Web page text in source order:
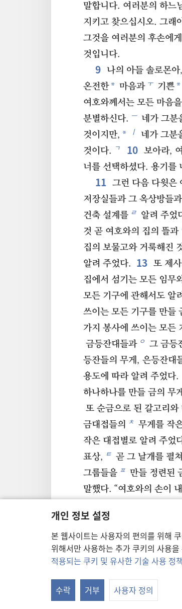
개인 정보 설정
본 웹사이트는 사용자의 편의를 위해
위해서만 사용하는 추가 쿠키의 사용
적용되는 쿠키 및 유사한 기술 사용 정책
수락 거부 사용자 정의
말합니다. 여러분의 하느
지키고 찾으십시오. 그래
그것을 여러분의 후손에
것입니다.
9 나의 아들 솔로몬
온전한* 마음과 ㅜ 기쁜*
여호와께서는 모든 마음
분별하신다. ㅡ 네가 그분
것이지만, * ㅣ
네가 그분
것이다. ㄱ 10 보아라,
너를 선택하셨다. 용기를
11 그런 다음 다윗은
저장실들과 그 옥상방들
건축 설계를 ㄹ 알려 주었
것 곧 여호와의 집의 뜰과
집의 보물고와 거룩해진
알려 주었다.
13 또 제
집에서 섬기는 모든 임무
모든 기구에 관해서도 알
쓰이는 모든 기구를 만들
가지 봉사에 쓰이는 모든
금등잔대들과 ㅇ 그 금등
등잔들의 무게, 은등잔대
용도에 따라 알려 주었다.
하나하나를 만들 금의 무
또 순금으로 된 갈고리
금대접들의 ㅊ 무게를 작
작은 대접별로 알려 주었
표상, ㅌ 곧 그 날개를 펼
그룹들을 ㅍ 만들 정련된
말했다. “여호와의 손이
ㅎ
20
일을 하여라. 두려워하거
하느님께서 너와 함께 계
ㅓ
일이 끝날 때까지 너와 함
ㅕ 레위 사람들로 이루어